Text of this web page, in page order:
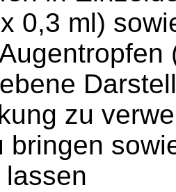
0,3 ml)
zu
bringen